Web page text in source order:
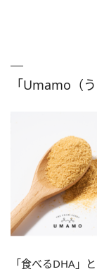
「Umamo（
「食べるDHA」